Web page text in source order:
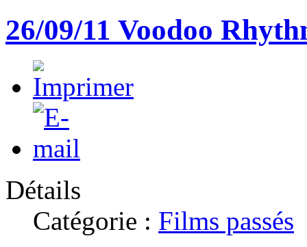
26/09/11 Voodoo
Détails
Catégorie : Films passés